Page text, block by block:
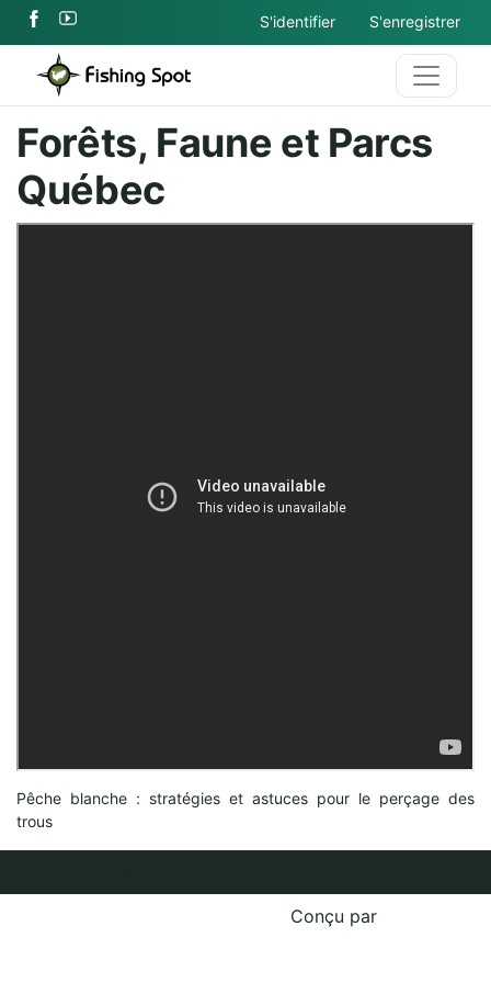
S'identifier S'enregistrer
Forêts, Faune et Parcs
Québec
Pêche blanche : stratégies et astuces pour le perçage des
trous
Conçu par